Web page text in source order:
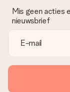
Mis geen acties
nieuwsbrief